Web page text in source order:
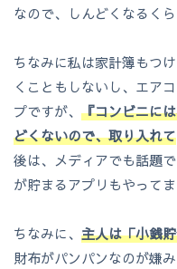
なので、しんどくなるく
ちなみに私は家計簿もつ
くこともしないし、エア
プですが、 『コンビニに
どくないので、取り入れて
後は、メディアでも話題
が貯まるアプリもやってま
ちなみに、 主人は「小銭
財布がパンパンなのが嫌